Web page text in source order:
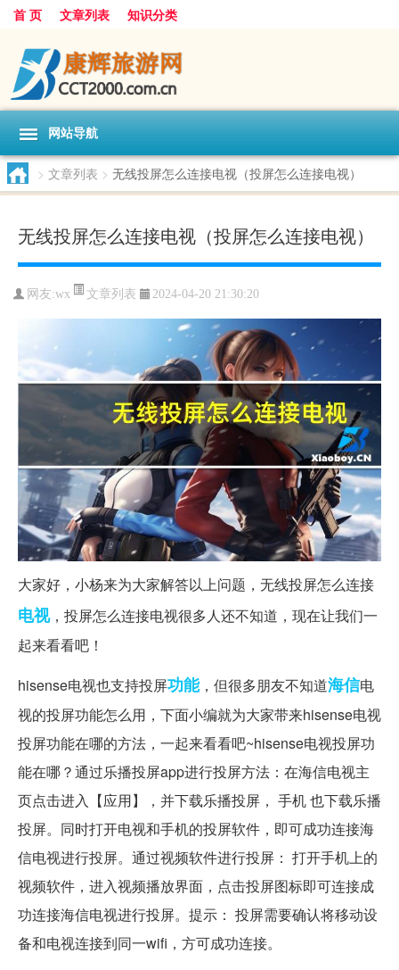
首 页 文章列表 知识分类
网站导航
> 文章列表 > 无线投屏怎么连接电视（投屏怎么连接电视）
无线投屏怎么连接电视（投屏怎么连接电视）
网友:wx 文章列表 2024-04-20 21:30:20
大家好，小杨来为大家解答以上问题，无线投屏怎么连接
电视，投屏怎么连接电视很多人还不知道，现在让我们一
起来看看吧！
hisense电视也支持投屏功能，但很多朋友不知道海信电
视的投屏功能怎么用，下面小编就为大家带来hisense电视
投屏功能在哪的方法，一起来看看吧~hisense电视投屏功
能在哪？通过乐播投屏app进行投屏方法：在海信电视主
页点击进入【应用】，并下载乐播投屏， 手机 也下载乐播
投屏。同时打开电视和手机的投屏软件，即可成功连接海
信电视进行投屏。通过视频软件进行投屏： 打开手机上的
视频软件，进入视频播放界面，点击投屏图标即可连接成
功连接海信电视进行投屏。提示： 投屏需要确认将移动设
备和电视连接到同一wifi，方可成功连接。